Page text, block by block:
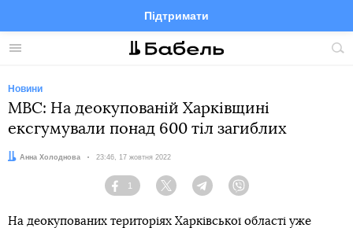
Меню
Підтримати
FacebookTelegramTwitter
Новини
МВС: На деокупованій Харківщині
ексгумували понад 600 тіл загиблих
Автор:
Анна Холоднова Дата:
23:46, 17 жовтня 2022
Facebook
1
Twitter TelegramViber
На деокупованих територіях Харківської області уже